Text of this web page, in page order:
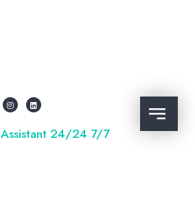
Assistant 24/24 7/7